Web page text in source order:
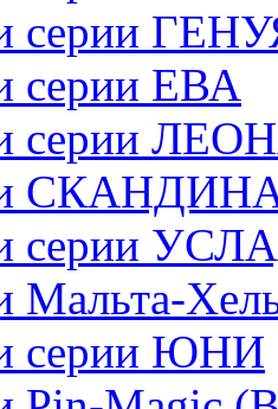
серии
серии ЕВА
серии
серии
Мальта-
серии ЮНИ